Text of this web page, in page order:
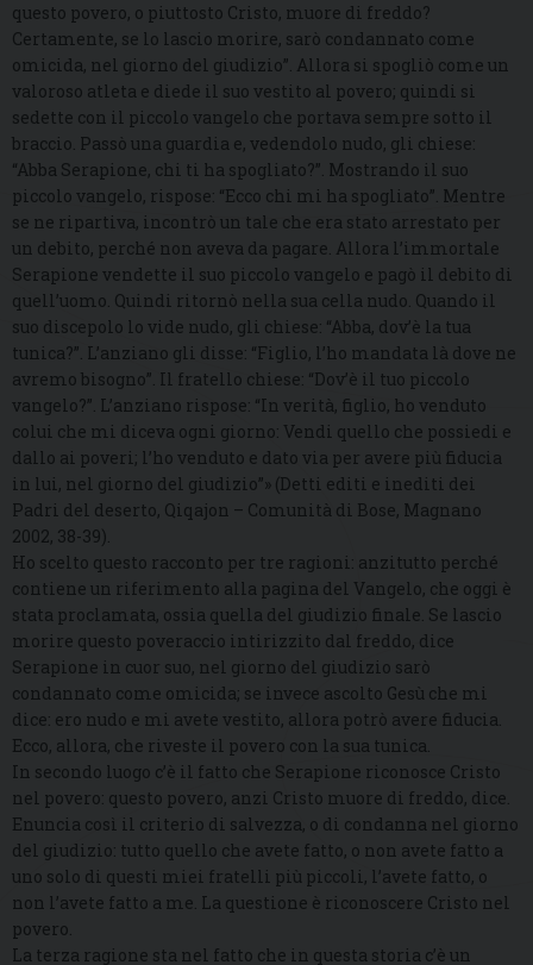
questo povero, o piuttosto Cristo, muore di freddo?
Certamente, se lo lascio morire, sarò condannato come
omicida, nel giorno del giudizio”. Allora si spogliò come un
valoroso atleta e diede il suo vestito al povero; quindi si
sedette con il piccolo vangelo che portava sempre sotto il
braccio. Passò una guardia e, vedendolo nudo, gli chiese:
“Abba Serapione, chi ti ha spogliato?”. Mostrando il suo
piccolo vangelo, rispose: “Ecco chi mi ha spogliato”. Mentre
se ne ripartiva, incontrò un tale che era stato arrestato per
un debito, perché non aveva da pagare. Allora l’immortale
Serapione vendette il suo piccolo vangelo e pagò il debito di
quell’uomo. Quindi ritornò nella sua cella nudo. Quando il
suo discepolo lo vide nudo, gli chiese: “Abba, dov’è la tua
tunica?”. L’anziano gli disse: “Figlio, l’ho mandata là dove ne
avremo bisogno”. Il fratello chiese: “Dov’è il tuo piccolo
vangelo?”. L’anziano rispose: “In verità, figlio, ho venduto
colui che mi diceva ogni giorno: Vendi quello che possiedi e
dallo ai poveri; l’ho venduto e dato via per avere più fiducia
in lui, nel giorno del giudizio”» (Detti editi e inediti dei
Padri del deserto, Qiqajon – Comunità di Bose, Magnano
2002, 38-39).
Ho scelto questo racconto per tre ragioni: anzitutto perché
contiene un riferimento alla pagina del Vangelo, che oggi è
stata proclamata, ossia quella del giudizio finale. Se lascio
morire questo poveraccio intirizzito dal freddo, dice
Serapione in cuor suo, nel giorno del giudizio sarò
condannato come omicida; se invece ascolto Gesù che mi
dice: ero nudo e mi avete vestito, allora potrò avere fiducia.
Ecco, allora, che riveste il povero con la sua tunica.
In secondo luogo c’è il fatto che Serapione riconosce Cristo
nel povero: questo povero, anzi Cristo muore di freddo, dice.
Enuncia così il criterio di salvezza, o di condanna nel giorno
del giudizio: tutto quello che avete fatto, o non avete fatto a
uno solo di questi miei fratelli più piccoli, l’avete fatto, o
non l’avete fatto a me. La questione è riconoscere Cristo nel
povero.
La terza ragione sta nel fatto che in questa storia c’è un